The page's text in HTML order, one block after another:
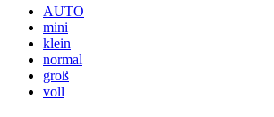
AUTO
mini
klein
normal
groß
voll